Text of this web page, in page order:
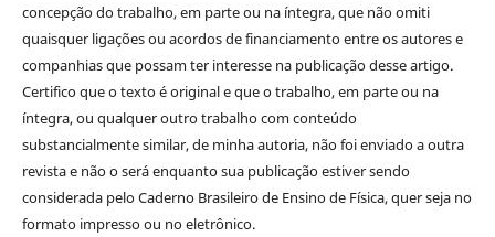
concepção do trabalho, em parte ou na íntegra, que não omiti
quaisquer ligações ou acordos de financiamento entre os autores e
companhias que possam ter interesse na publicação desse artigo.
Certifico que o texto é original e que o trabalho, em parte ou na
íntegra, ou qualquer outro trabalho com conteúdo
substancialmente similar, de minha autoria, não foi enviado a outra
revista e não o será enquanto sua publicação estiver sendo
considerada pelo Caderno Brasileiro de Ensino de Física, quer seja no
formato impresso ou no eletrônico.